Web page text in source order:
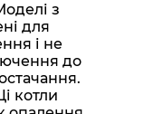
з
для
і не
до
котли